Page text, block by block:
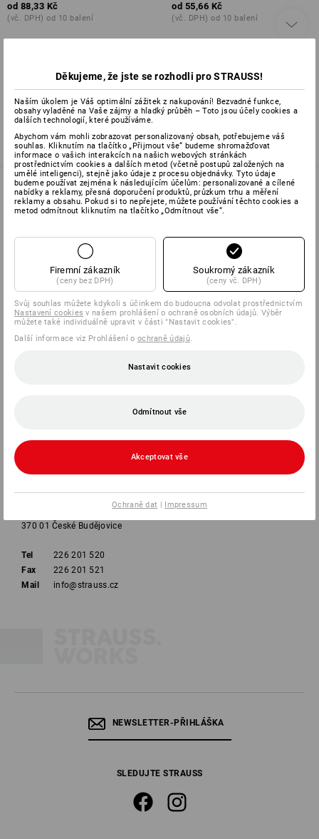
od 88,33 Kč
(vč. DPH) od 10 balení
od 55,66 Kč
(vč. DPH) od 10 balení
Už jste si prohlédli 2 z 2 položek.
SERVIS 226 201 520
SPOLEČNOSTI
Strauss Česká republika s.r.o.
Rudolfovská tř. 464/103
370 01 České Budějovice
Tel
226 201 520
Fax
226 201 521
Mail
info@strauss.cz
NEWSLETTER-PŘIHLÁŠKA
SLEDUJTE STRAUSS
Děkujeme, že jste se rozhodli pro STRAUSS!
Naším úkolem je Váš optimální zážitek z nakupování! Bezvadné funkce,
obsahy vyladěné na Vaše zájmy a hladký průběh – Toto jsou účely cookies a
dalších technologií, které používáme.
Abychom vám mohli zobrazovat personalizovaný obsah, potřebujeme váš
souhlas. Kliknutím na tlačítko „Přijmout vše“ budeme shromažďovat
informace o vašich interakcích na našich webových stránkách
prostřednictvím cookies a dalších metod (včetně postupů založených na
umělé inteligenci), stejně jako údaje z procesu objednávky. Tyto údaje
budeme používat zejména k následujícím účelům: personalizované a cílené
nabídky a reklamy, přesná doporučení produktů, průzkum trhu a měření
reklamy a obsahu. Pokud si to nepřejete, můžete používání těchto cookies a
metod odmítnout kliknutím na tlačítko „Odmítnout vše“.
Firemní zákazník
(ceny bez DPH)
Soukromý zákazník
(ceny vč. DPH)
Svůj souhlas můžete kdykoli s účinkem do budoucna odvolat prostřednictvím
Nastavení cookies v našem prohlášení o ochraně osobních údajů. Výběr
můžete také individuálně upravit v části "Nastavit cookies".
Další informace viz Prohlášení o ochraně údajů.
Nastavit cookies
Odmítnout vše
Akceptovat vše
Ochraně dat | Impressum